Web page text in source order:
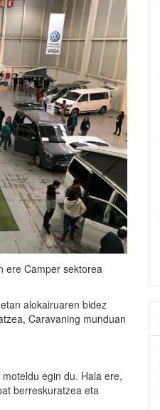
ere Camper sektorea
alokairuaren bidez
Caravaning munduan
egin du. Hala ere,
berreskuratzea eta